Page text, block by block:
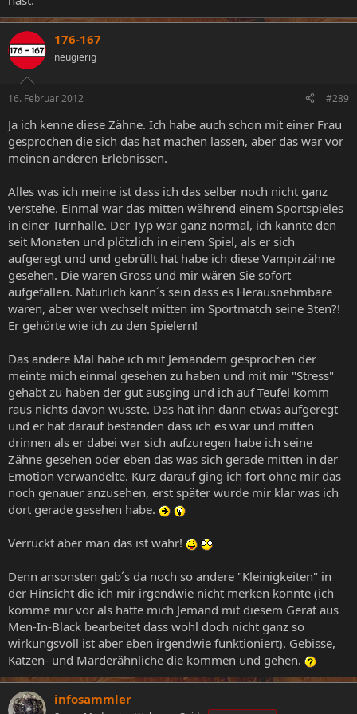
176-167
neugierig
16. Februar 2012 #289
Ja ich kenne diese Zähne. Ich habe auch schon mit einer Frau
gesprochen die sich das hat machen lassen, aber das war vor
meinen anderen Erlebnissen.
Alles was ich meine ist dass ich das selber noch nicht ganz
verstehe. Einmal war das mitten während einem Sportspieles
in einer Turnhalle. Der Typ war ganz normal, ich kannte den
seit Monaten und plötzlich in einem Spiel, als er sich
aufgeregt und und gebrüllt hat habe ich diese Vampirzähne
gesehen. Die waren Gross und mir wären Sie sofort
aufgefallen. Natürlich kann´s sein dass es Herausnehmbare
waren, aber wer wechselt mitten im Sportmatch seine 3ten?!
Er gehörte wie ich zu den Spielern!
Das andere Mal habe ich mit Jemandem gesprochen der
meinte mich einmal gesehen zu haben und mit mir "Stress"
gehabt zu haben der gut ausging und ich auf Teufel komm
raus nichts davon wusste. Das hat ihn dann etwas aufgeregt
und er hat darauf bestanden dass ich es war und mitten
drinnen als er dabei war sich aufzuregen habe ich seine
Zähne gesehen oder eben das was sich gerade mitten in der
Emotion verwandelte. Kurz darauf ging ich fort ohne mir das
noch genauer anzusehen, erst später wurde mir klar was ich
dort gerade gesehen habe.
Verrückt aber man das ist wahr!
Denn ansonsten gab´s da noch so andere "Kleinigkeiten" in
der Hinsicht die ich mir irgendwie nicht merken konnte (ich
komme mir vor als hätte mich Jemand mit diesem Gerät aus
Men-In-Black bearbeitet dass wohl doch nicht ganz so
wirkungsvoll ist aber eben irgendwie funktioniert). Gebisse,
Katzen- und Marderähnliche die kommen und gehen.
infosammler